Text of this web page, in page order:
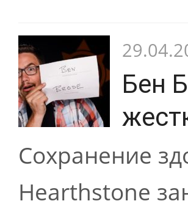
Бен
Сохранение
Hearthstone